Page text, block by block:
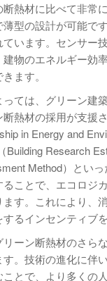
熱材に比べて非常
型の設計が可能で
ています。センサー
物のエネルギー効
ます。
ては、グリーン建
熱材の採用が支援
in Energy and
Building Research
Method）とい
ことで、エコロジ
す。これにより、消
るインセンティブを
ーン断熱材のさら
。技術の進化に伴
とで、より多くの